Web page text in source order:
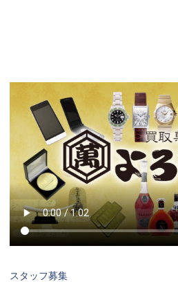
スタッフ募集